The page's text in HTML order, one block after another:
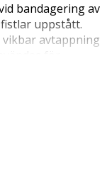
bandagering av
uppstått.
vikbar avtappning
för